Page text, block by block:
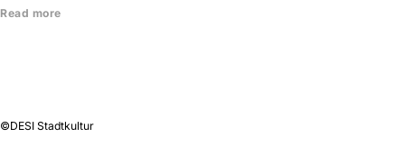
Read more
©DESI Stadtkultur